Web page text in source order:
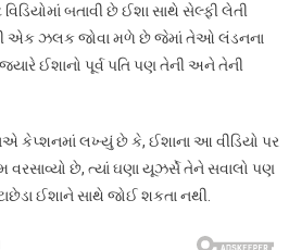
બતાવી છે ઈશા સાથે સેલ્ફી લેતી
એક ઝલક જોવા મળે છે જેમાં તેઓ લંડનના
ઈશાનો પૂર્વ પતિ પણ તેની અને તેની
કેપ્શનમાં લખ્યું છે કે, ઈશાના આ વીડિયો પર
વરસાવ્યો છે, ત્યાં ઘણા યૂઝર્સે તેને સવાલો પણ
ઈશાને સાથે જોઈ શકતા નથી.